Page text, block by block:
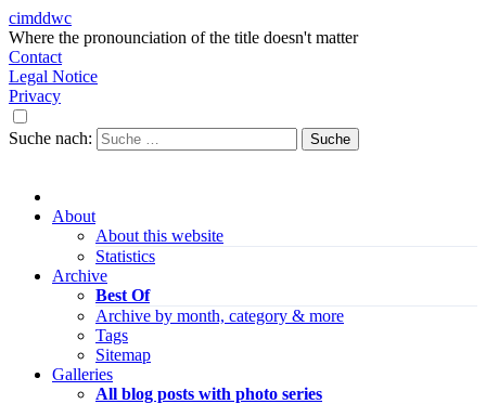
cimddwc
Where the pronounciation of the title doesn't matter
Contact
Legal Notice
Privacy
Suche nach:
About
About this website
Statistics
Archive
Best Of
Archive by month, category & more
Tags
Sitemap
Galleries
All blog posts with photo series